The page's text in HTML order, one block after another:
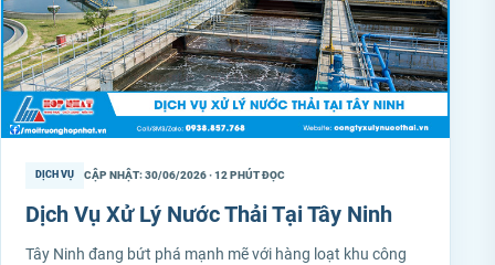
DỊCH VỤ CẬP NHẬT: 30/06/2026 · 12 PHÚT ĐỌC
Dịch Vụ Xử Lý Nước Thải Tại Tây Ninh
Tây Ninh đang bứt phá mạnh mẽ với hàng loạt khu công